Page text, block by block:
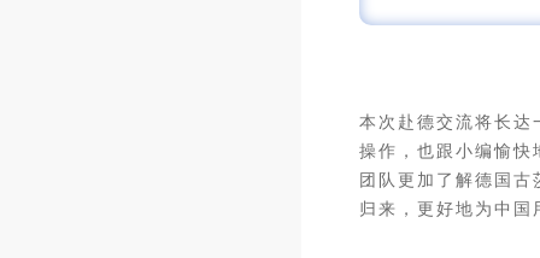
本次赴德交流将长达
操作，也跟小编愉快
团队更加了解德国
归来，更好地为中